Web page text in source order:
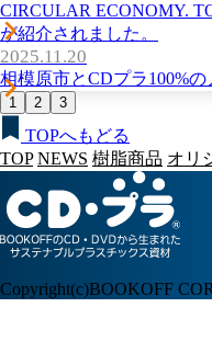
CIRCULAR ECONOMY.
が紹介されました。
2025.11.20
相模原市とCDプラ100%
1 2 3
TOPへもどる
TOP NEWS 樹脂商品 オリ
Copyright(c)BOOKOFF